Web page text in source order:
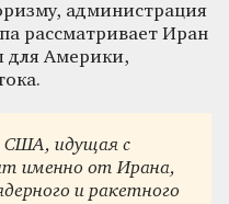
администрация
рассматривает Иран
для Америки,
США, идущая с
именно от Ирана,
и ракетного